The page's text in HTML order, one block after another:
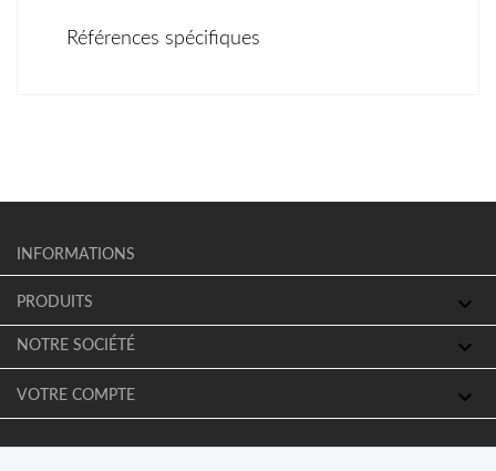
Références spécifiques
INFORMATIONS
PRODUITS 
NOTRE SOCIÉTÉ 
VOTRE COMPTE 